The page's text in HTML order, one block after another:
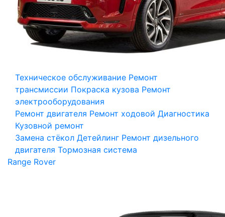
Техническое обслуживание Ремонт
трансмиссии Покраска кузова Ремонт
электрооборудования
Ремонт двигателя Ремонт ходовой Диагностика
Кузовной ремонт
Замена стёкол Детейлинг Ремонт дизельного
двигателя Тормозная система
Range Rover